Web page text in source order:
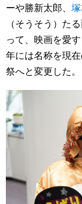
ーや勝新太郎、
（そうそう）た
って、映画を愛
年には名称を現
祭へと変更した。